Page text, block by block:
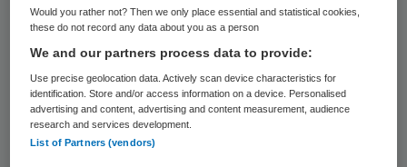
welzijnssector. Zijn betrokkenheid bij
ontwikkelingen in de zorg- en
welzijnssector en zijn visie dat voor de hele
sector een gezamenlijke aanpak nodig is,
sluiten goed aan bij de koers van
Would you rather not? Then we only place essential and statistical cookies,
these do not record any data about you as a person
We and our partners process data to provide:
Use precise geolocation data. Actively scan device characteristics for
identification. Store and/or access information on a device. Personalised
advertising and content, advertising and content measurement, audience
research and services development.
List of Partners (vendors)